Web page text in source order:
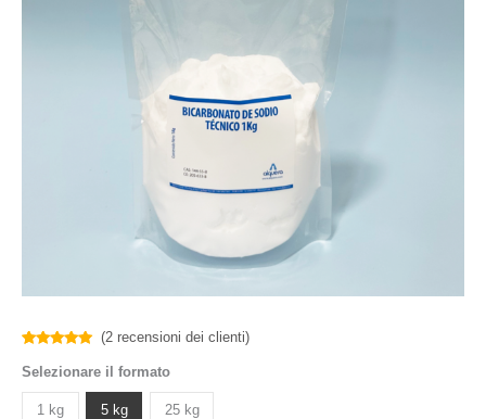
5.00su 5
di
recensioni
(2recensioni dei clienti)
Selezionare il formato
1 kg 5 kg 25 kg